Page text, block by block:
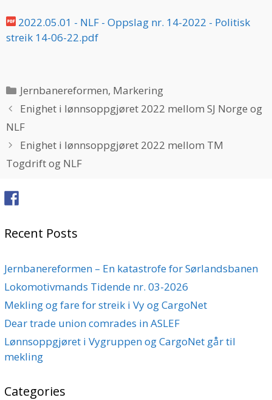
2022.05.01 - NLF - Oppslag nr. 14-2022 - Politisk
streik 14-06-22.pdf
Categories
Jernbanereformen, Markering
Enighet i lønnsoppgjøret 2022 mellom SJ Norge og
NLF
Enighet i lønnsoppgjøret 2022 mellom TM
Togdrift og NLF
Recent Posts
Jernbanereformen – En katastrofe for Sørlandsbanen
Lokomotivmands Tidende nr. 03-2026
Mekling og fare for streik i Vy og CargoNet
Dear trade union comrades in ASLEF
Lønnsoppgjøret i Vygruppen og CargoNet går til
mekling
Categories